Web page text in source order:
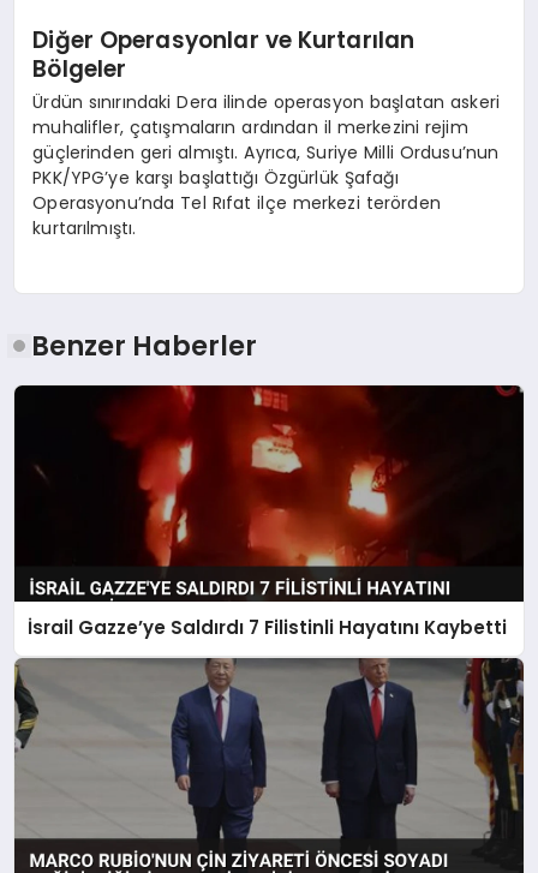
Diğer Operasyonlar ve Kurtarılan
Bölgeler
Ürdün sınırındaki Dera ilinde operasyon başlatan askeri
muhalifler, çatışmaların ardından il merkezini rejim
güçlerinden geri almıştı. Ayrıca, Suriye Milli Ordusu’nun
PKK/YPG’ye karşı başlattığı Özgürlük Şafağı
Operasyonu’nda Tel Rıfat ilçe merkezi terörden
kurtarılmıştı.
Benzer Haberler
İsrail Gazze’ye Saldırdı 7 Filistinli Hayatını Kaybetti